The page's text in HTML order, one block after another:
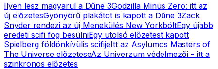
Ilyen lesz magyarul a Dűne 3Godzilla Minus Zero: itt az
új előzetesGyönyörű plakátot is kapott a Dűne 3Zack
Snyder rendezi az új Menekülés New YorkbóltEgy újabb
eredeti scifi fog besülniEgy utolsó előzetest kapott
Spielberg földönkívülis scifijeItt az Asylumos Masters of
The Universe előzeteseAz Univerzum védelmezői - itt a
szinkronos előzetes